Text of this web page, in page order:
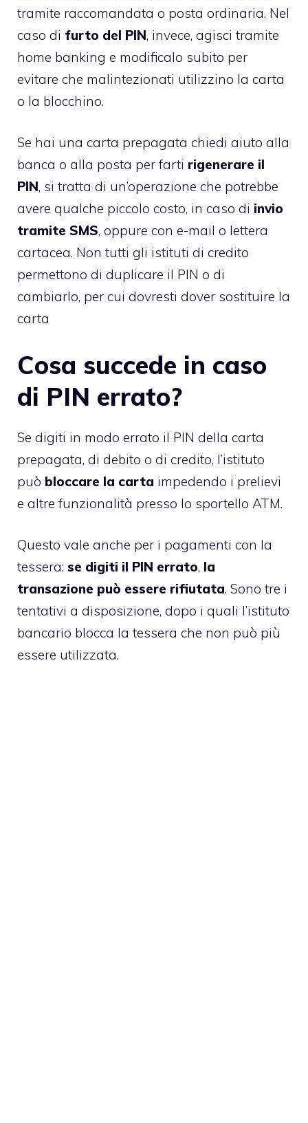
tramite raccomandata o posta ordinaria. Nel
caso di furto del PIN, invece, agisci tramite
home banking e modificalo subito per
evitare che malintezionati utilizzino la carta
o la blocchino.
Se hai una carta prepagata chiedi aiuto alla
banca o alla posta per farti rigenerare il
PIN, si tratta di un’operazione che potrebbe
avere qualche piccolo costo, in caso di invio
tramite SMS, oppure con e-mail o lettera
cartacea. Non tutti gli istituti di credito
permettono di duplicare il PIN o di
cambiarlo, per cui dovresti dover sostituire la
carta
Cosa succede in caso
di PIN errato?
Se digiti in modo errato il PIN della carta
prepagata, di debito o di credito, l’istituto
può bloccare la carta impedendo i prelievi
e altre funzionalità presso lo sportello ATM.
Questo vale anche per i pagamenti con la
tessera: se digiti il PIN errato, la
transazione può essere rifiutata. Sono tre i
tentativi a disposizione, dopo i quali l’istituto
bancario blocca la tessera che non può più
essere utilizzata.